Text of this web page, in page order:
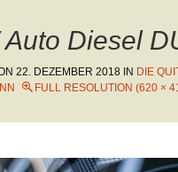
Auto Diesel
22. DEZEMBER 2018 IN DIE
FULL RESOLUTION (620 ×